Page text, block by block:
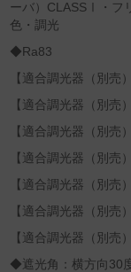
ーバ）CLASSⅠ・フ
色・調光
◆Ra83
【適合調光器（別売
【適合調光器（別売
【適合調光器（別売
【適合調光器（別売
【適合調光器（別売
【適合調光器（別売
【適合調光器（別売
◆遮光角：横方向30